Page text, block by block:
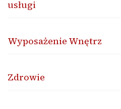
usługi
Wyposażenie Wnętrz
Zdrowie